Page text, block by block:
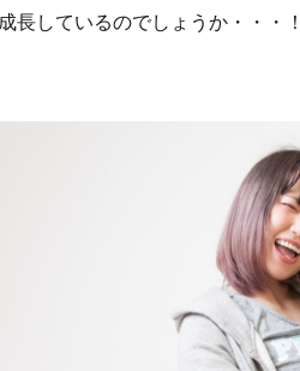
長しているのでしょうか・・・